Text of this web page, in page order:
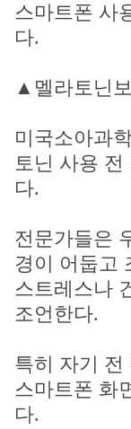
스마트폰 사
다.
▲멜라토닌
미국소아과
토닌 사용 전
다.
전문가들은
경이 어둡고
스트레스나
조언한다.
특히 자기 전
스마트폰 화
다.